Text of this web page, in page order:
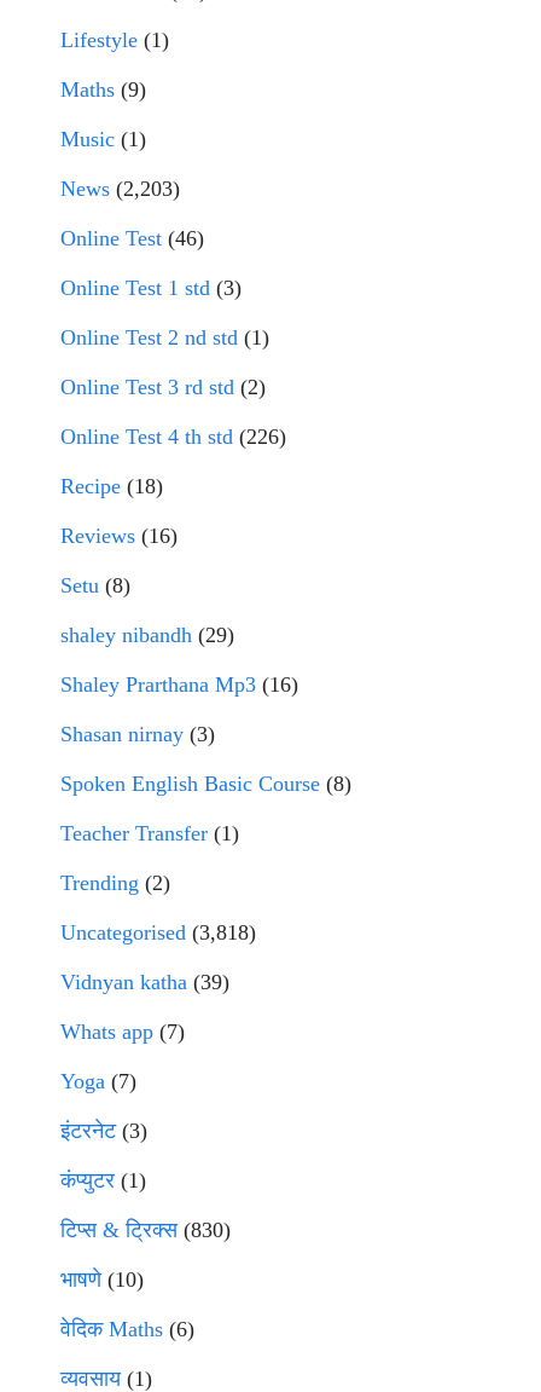
Lifestyle (1)
Maths (9)
Music (1)
News (2,203)
Online Test (46)
Online Test 1 std (3)
Online Test 2 nd std (1)
Online Test 3 rd std (2)
Online Test 4 th std (226)
Recipe (18)
Reviews (16)
Setu (8)
shaley nibandh (29)
Shaley Prarthana Mp3 (16)
Shasan nirnay (3)
Spoken English Basic Course (8)
Teacher Transfer (1)
Trending (2)
Uncategorised (3,818)
Vidnyan katha (39)
Whats app (7)
Yoga (7)
इंटरनेट(3)
कंप्युटर (1)
टिप्स & ट्रिक्स(830)
भाषणे(10)
वेदिक Maths (6)
व्यवसाय(1)